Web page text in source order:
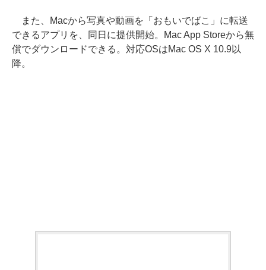
また、Macから写真や動画を「おもいでばこ」に転送
できるアプリを、同日に提供開始。Mac App Storeから無
償でダウンロードできる。対応OSはMac OS X 10.9以
降。